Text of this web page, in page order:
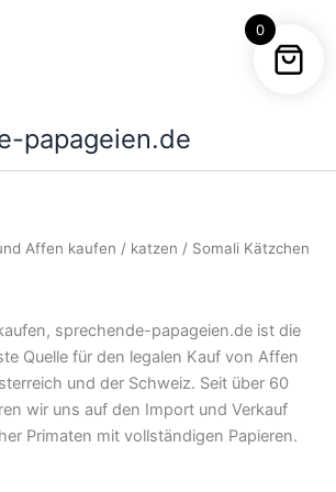
papageien.de
Affen kaufen / katzen / Somali Kätzchen
sprechende-papageien.de ist die
Quelle für den legalen Kauf von Affen
und der Schweiz. Seit über 60
wir uns auf den Import und Verkauf
Primaten mit vollständigen Papieren.
0